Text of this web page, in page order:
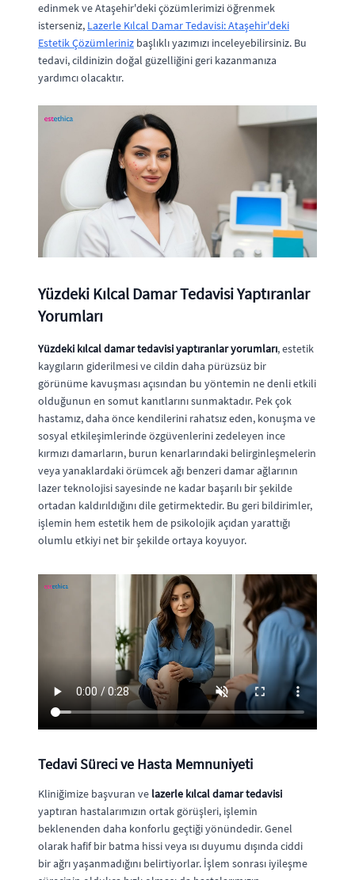
edinmek ve Ataşehir'deki çözümlerimizi öğrenmek
isterseniz, Lazerle Kılcal Damar Tedavisi: Ataşehir'deki
Estetik Çözümleriniz başlıklı yazımızı inceleyebilirsiniz. Bu
tedavi, cildinizin doğal güzelliğini geri kazanmanıza
yardımcı olacaktır.
Yüzdeki Kılcal Damar Tedavisi Yaptıranlar
Yorumları
Yüzdeki kılcal damar tedavisi yaptıranlar yorumları, estetik
kaygıların giderilmesi ve cildin daha pürüzsüz bir
görünüme kavuşması açısından bu yöntemin ne denli etkili
olduğunun en somut kanıtlarını sunmaktadır. Pek çok
hastamız, daha önce kendilerini rahatsız eden, konuşma ve
sosyal etkileşimlerinde özgüvenlerini zedeleyen ince
kırmızı damarların, burun kenarlarındaki belirginleşmelerin
veya yanaklardaki örümcek ağı benzeri damar ağlarının
lazer teknolojisi sayesinde ne kadar başarılı bir şekilde
ortadan kaldırıldığını dile getirmektedir. Bu geri bildirimler,
işlemin hem estetik hem de psikolojik açıdan yarattığı
olumlu etkiyi net bir şekilde ortaya koyuyor.
Tedavi Süreci ve Hasta Memnuniyeti
Kliniğimize başvuran ve lazerle kılcal damar tedavisi
yaptıran hastalarımızın ortak görüşleri, işlemin
beklenenden daha konforlu geçtiği yönündedir. Genel
olarak hafif bir batma hissi veya ısı duyumu dışında ciddi
bir ağrı yaşanmadığını belirtiyorlar. İşlem sonrası iyileşme